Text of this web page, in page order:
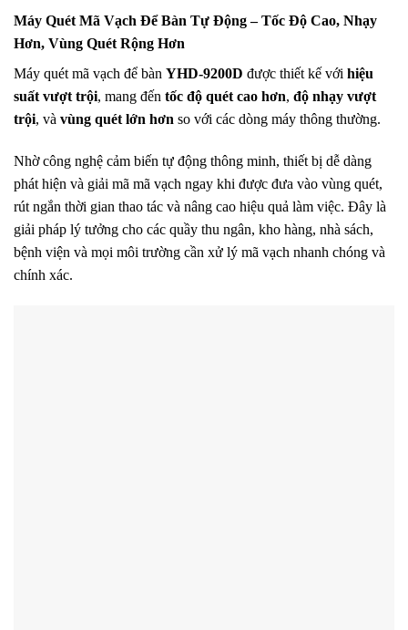
Máy Quét Mã Vạch Để Bàn Tự Động – Tốc Độ Cao, Nhạy
Hơn, Vùng Quét Rộng Hơn
Máy quét mã vạch để bàn YHD-9200D được thiết kế với hiệu
suất vượt trội, mang đến tốc độ quét cao hơn, độ nhạy vượt
trội, và vùng quét lớn hơn so với các dòng máy thông thường.
Nhờ công nghệ cảm biến tự động thông minh, thiết bị dễ dàng
phát hiện và giải mã mã vạch ngay khi được đưa vào vùng quét,
rút ngắn thời gian thao tác và nâng cao hiệu quả làm việc. Đây là
giải pháp lý tưởng cho các quầy thu ngân, kho hàng, nhà sách,
bệnh viện và mọi môi trường cần xử lý mã vạch nhanh chóng và
chính xác.